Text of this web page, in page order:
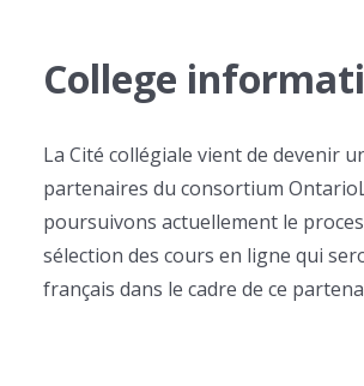
College
La Cité collégiale vient de devenir
partenaires du consortium
poursuivons actuellement le
sélection des cours en ligne qui
français dans le cadre de ce